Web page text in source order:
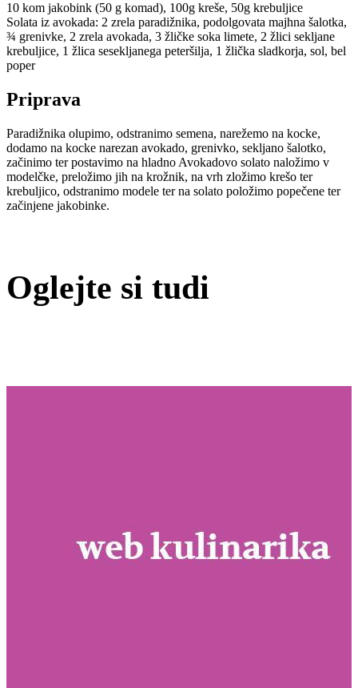
10 kom jakobink (50 g komad), 100g kreše, 50g krebuljice
Solata iz avokada: 2 zrela paradižnika, podolgovata majhna šalotka,
¾ grenivke, 2 zrela avokada, 3 žličke soka limete, 2 žlici sekljane
krebuljice, 1 žlica sesekljanega peteršilja, 1 žlička sladkorja, sol, bel
poper
Priprava
Paradižnika olupimo, odstranimo semena, narežemo na kocke,
dodamo na kocke narezan avokado, grenivko, sekljano šalotko,
začinimo ter postavimo na hladno Avokadovo solato naložimo v
modelčke, preložimo jih na krožnik, na vrh zložimo krešo ter
krebuljico, odstranimo modele ter na solato položimo popečene ter
začinjene jakobinke.
Oglejte si tudi